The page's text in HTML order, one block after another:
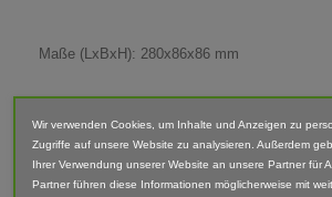
Maße (LxBxH): 280x86x86 mm
Lieferumfang: Anhänger
Abgebildete Fahrzeuge und Zubehör sind
enthalten.
Der Artikel ist im 3D-Druck-Verfahren
Wir verwenden Cookies, um Inhalte und Anzeigen zu
Zugriffe auf unsere Website zu analysieren. Außerdem
Ihrer Verwendung unserer Website an unsere Partner für
Partner führen diese Informationen möglicherweise mit